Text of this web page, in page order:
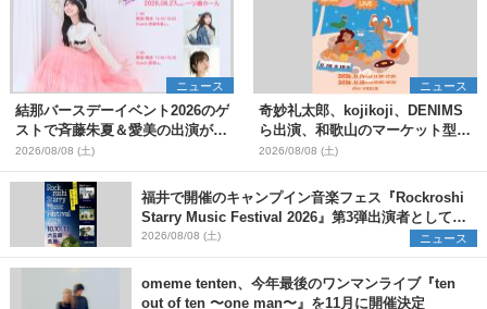
ニュース
結那バースデーイベント2026のゲ
ストで斉藤朱夏＆愛美の出演が決
定
2026/08/08 (土)
ニュース
奇妙礼太郎、kojikoji、DENIMS
ら出演、和歌山のマーケット型野
外イベント『PICNIC JAM
2026』早割チケット発売開始
2026/08/08 (土)
福井で開催のキャンプイン音楽フェス『Rockroshi
Starry Music Festival 2026』第3弾出演者として
SCOOBIE DO、かりゆし58、Reiを発表
2026/08/08 (土) ニュース
omeme tenten、今年最後のワンマンライブ『ten
out of ten 〜one man〜』を11月に開催決定